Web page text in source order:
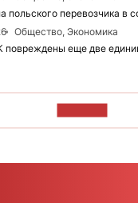
польского перевозчика в
Общество, Экономика
повреждены еще две